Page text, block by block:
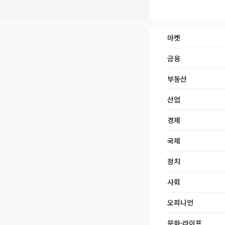
마켓
금융
부동산
산업
경제
국제
정치
사회
오피니언
문화·라이프